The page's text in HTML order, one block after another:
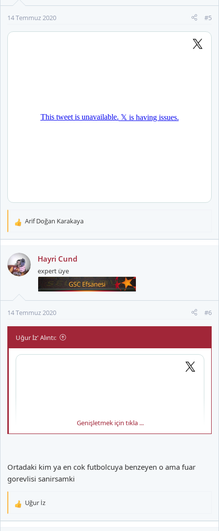
14 Temmuz 2020 #5
T
k
i
l
Arif Doğan Karakaya
Hayri Cund
expert üye
14 Temmuz 2020 #6
Uğur İz' Alıntı:
Genişletmek için tıkla ...
Ortadaki kim ya en cok futbolcuya benzeyen o ama fuar
gorevlisi sanirsamki
T
Uğur İz